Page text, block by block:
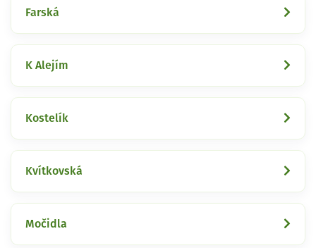
Farská
K Alejím
Kostelík
Kvítkovská
Močidla